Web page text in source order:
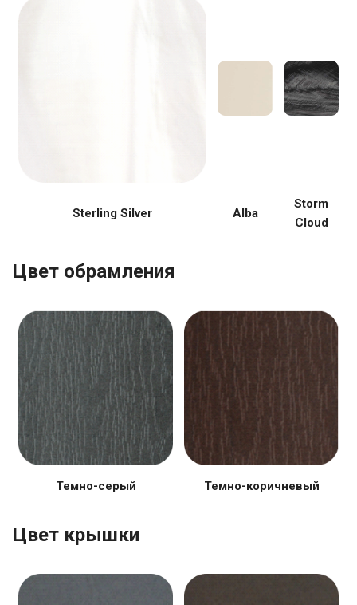
Sterling Silver Alba
Storm
Cloud
Цвет обрамления
Темно-серый Темно-коричневый
Цвет крышки